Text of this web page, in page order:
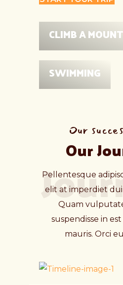
CLIMB A
SWIMMING
Our
Our
Pellentesque
elit at imperdiet dui
Quam
suspendisse in
mauris. Orci